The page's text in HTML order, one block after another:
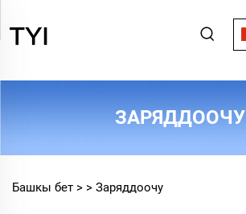
ЗАРЯДДООЧУ
Башкы бет > > Заряддоочу